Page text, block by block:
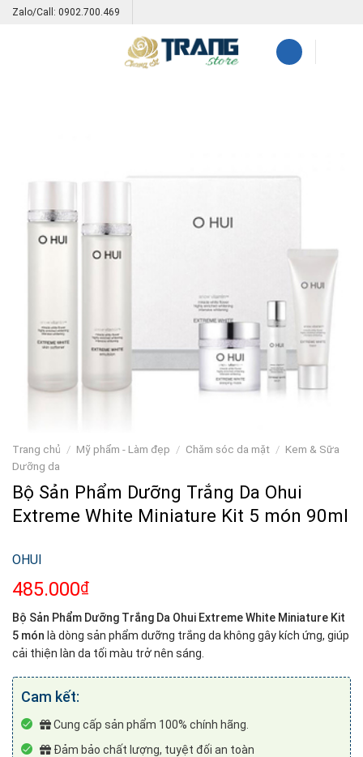
SkipZalo/Call: 0902.700.469
Trang chủ / Mỹ phẩm - Làm đẹp / Chăm sóc da mặt / Kem & Sữa
Dưỡng da
Bộ Sản Phẩm Dưỡng Trắng Da Ohui
Extreme White Miniature Kit 5 món 90ml
OHUI
485.000₫
Bộ Sản Phẩm Dưỡng Trắng Da Ohui Extreme White Miniature Kit
5 món là dòng sản phẩm dưỡng trắng da không gây kích ứng, giúp
cải thiện làn da tối màu trở nên sáng.
Cam kết:
Cung cấp sản phẩm 100% chính hãng.
Đảm bảo chất lượng, tuyệt đối an toàn